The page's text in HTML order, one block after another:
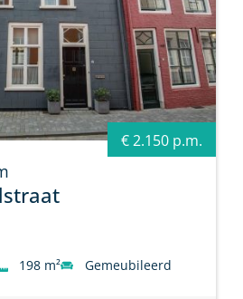
€ 2.150 p.m.
198 m² Gemeubileerd